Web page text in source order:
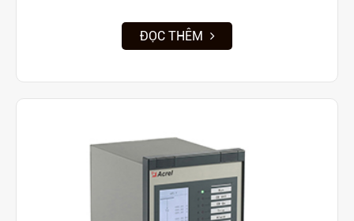
ĐỌC THÊM